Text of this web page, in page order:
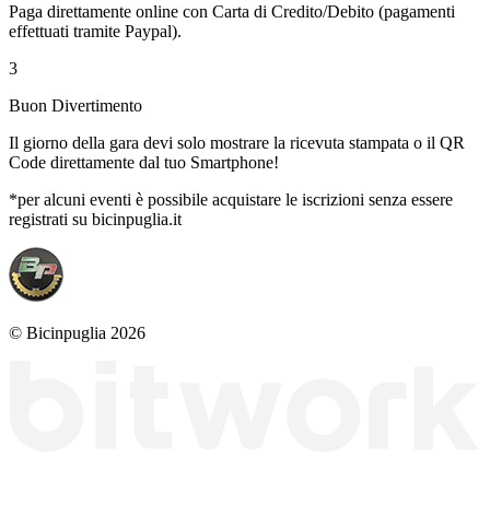
Paga direttamente online con Carta di Credito/Debito (pagamenti
effettuati tramite Paypal).
3
Buon Divertimento
Il giorno della gara devi solo mostrare la ricevuta stampata o il QR
Code direttamente dal tuo Smartphone!
*per alcuni eventi è possibile acquistare le iscrizioni senza essere
registrati su bicinpuglia.it
© Bicinpuglia 2026